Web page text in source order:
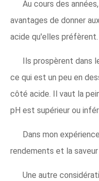
Au cours des
avantages de donner
acide qu'elles préfèrent.
Ils prospèrent dans
ce qui est un peu en
côté acide. Il vaut la
pH est supérieur ou
Dans mon
rendements et la
Une autre